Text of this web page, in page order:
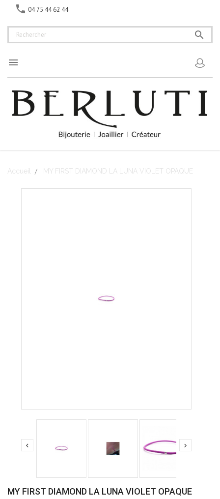
 04 75 44 62 44


Accueil MY FIRST DIAMOND LA LUNA VIOLET OPAQUE
 
MY FIRST DIAMOND LA LUNA VIOLET OPAQUE